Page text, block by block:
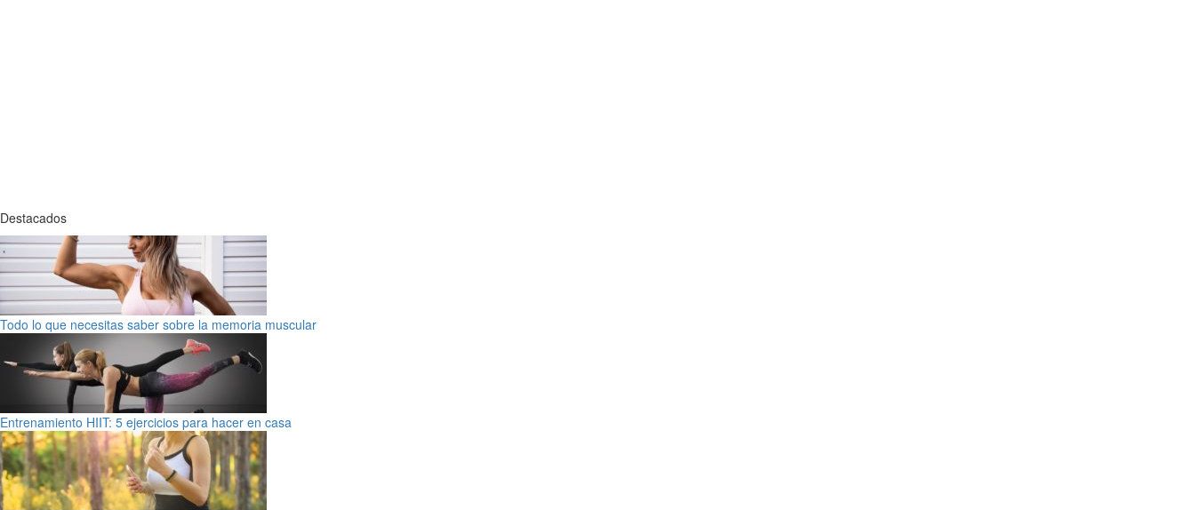
Destacados
Todo lo que necesitas saber sobre la memoria muscular
Entrenamiento HIIT: 5 ejercicios para hacer en casa